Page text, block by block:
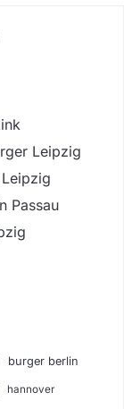
Leipzig
Leipzig
Passau
burger berlin
hannover